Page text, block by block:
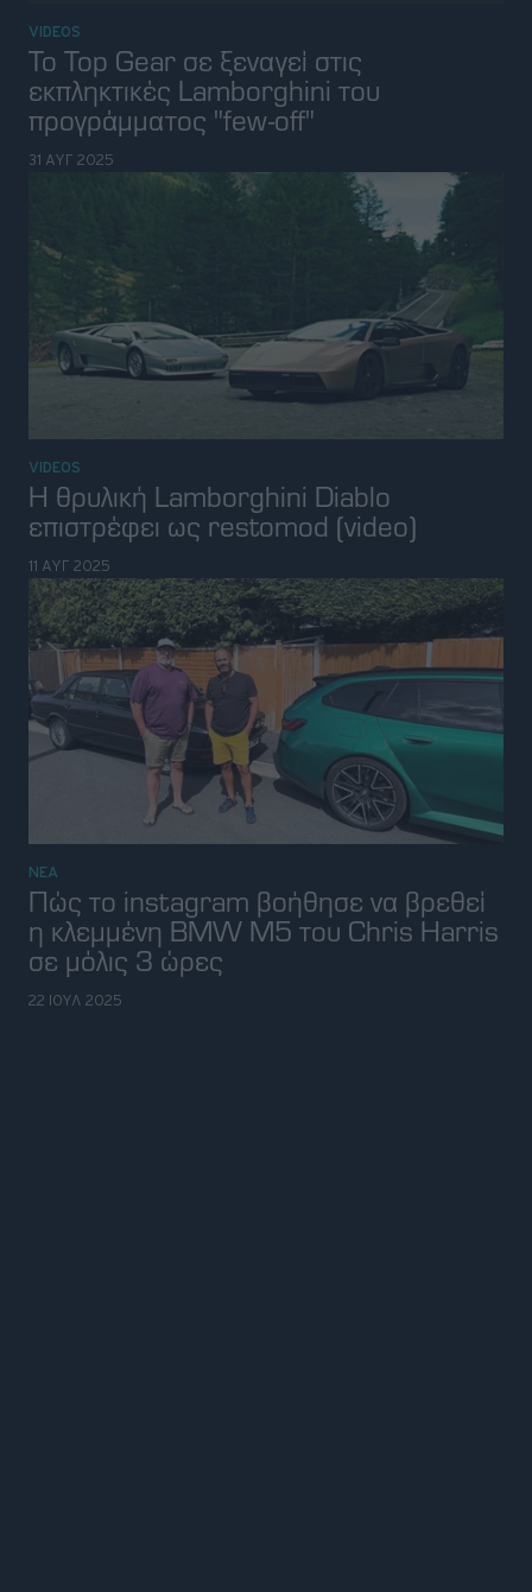
VIDEOS
To Top Gear σε ξεναγεί στις
εκπληκτικές Lamborghini του
προγράμματος "few-off"
31 ΑΥΓ 2025
VIDEOS
Η θρυλική Lamborghini Diablo
επιστρέφει ως restomod (video)
11 ΑΥΓ 2025
ΝΕΑ
Πώς το instagram βοήθησε να βρεθεί
η κλεμμένη BMW M5 του Chris Harris
σε μόλις 3 ώρες
22 ΙΟΥΛ 2025